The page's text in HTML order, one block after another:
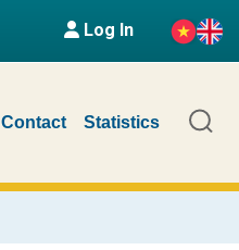
Log In
Contact Statistics